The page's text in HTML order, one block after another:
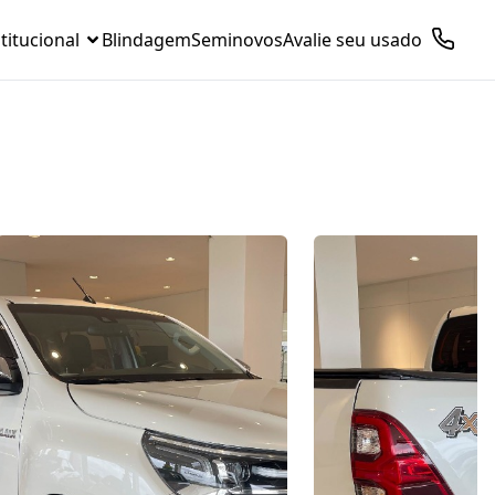
BlindagemSeminovosAvalie seu usado